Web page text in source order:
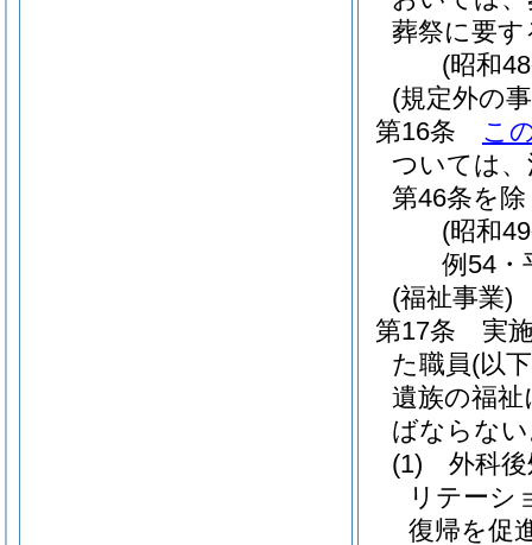
葬祭に要
(昭和
(規定外の
第16条
こ
ついては
第46条を
(昭和
例54・
(福祉事業)
第17条
実
た職員(以下
遺族の福
ばならな
(1)
外科
リテーシ
復帰を促